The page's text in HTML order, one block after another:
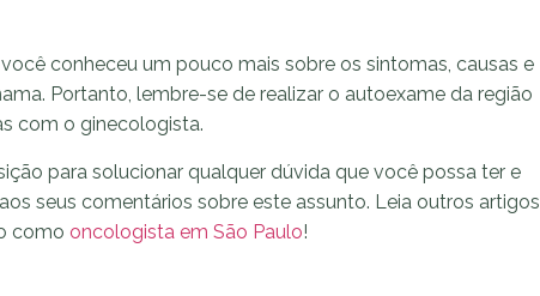
conheceu um pouco mais sobre os sintomas, causas e
Portanto, lembre-se de realizar o autoexame da região
com o ginecologista.
para solucionar qualquer dúvida que você possa ter e
seus comentários sobre este assunto. Leia outros artigos
como oncologista em São Paulo!